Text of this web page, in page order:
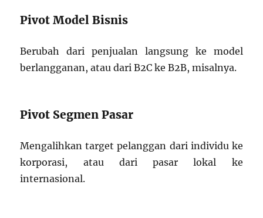
Pivot Model Bisnis
Berubah dari penjualan langsung ke model
berlangganan, atau dari B2C ke B2B, misalnya.
Pivot Segmen Pasar
Mengalihkan target pelanggan dari individu ke
korporasi, atau dari pasar lokal ke
internasional.